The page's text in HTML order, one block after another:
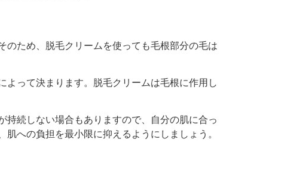
ため、脱毛クリームを使っても毛根部分の毛は
って決まります。脱毛クリームは毛根に作用し
続しない場合もありますので、自分の肌に合っ
への負担を最小限に抑えるようにしましょう。